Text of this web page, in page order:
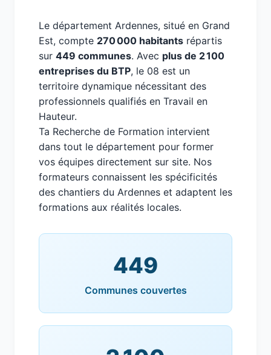
Le département Ardennes, situé en Grand
Est, compte 270 000 habitants répartis
sur 449 communes. Avec plus de 2 100
entreprises du BTP, le 08 est un
territoire dynamique nécessitant des
professionnels qualifiés en Travail en
Hauteur.
Ta Recherche de Formation intervient
dans tout le département pour former
vos équipes directement sur site. Nos
formateurs connaissent les spécificités
des chantiers du Ardennes et adaptent les
formations aux réalités locales.
449
Communes couvertes